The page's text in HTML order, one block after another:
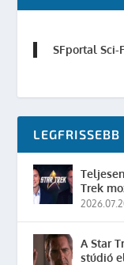
SFportal Sci-
Trek
A Star
stúdió